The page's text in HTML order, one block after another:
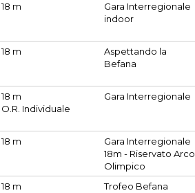
18 m
Gara Interregionale
indoor
18 m
Aspettando la
Befana
18 m
O.R. Individuale
Gara Interregionale
18 m
Gara Interregionale
18m - Riservato Arco
Olimpico
18 m Trofeo Befana